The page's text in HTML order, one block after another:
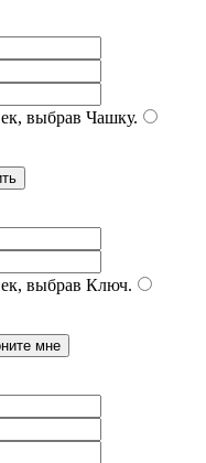
выбрав Чашку.
выбрав Ключ.